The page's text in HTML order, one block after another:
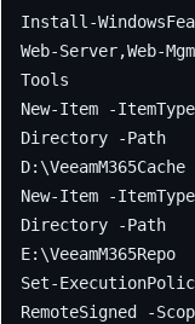
Install-
Web-Server,Web-
Tools
New-Item -ItemType
Directory -Path
D:\VeeamM365Cache
New-Item -ItemType
Directory -Path
E:\VeeamM365Repo
Set-
RemoteSigned -